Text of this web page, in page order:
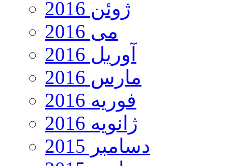
ژوئن 2016
می 2016
آوریل 2016
مارس 2016
فوریه 2016
ژانویه 2016
دسامبر 2015